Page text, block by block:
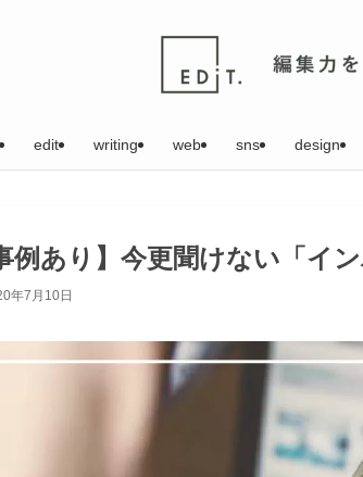
edit writing web sns design
例あり】今更聞けない「イ
年7月10日